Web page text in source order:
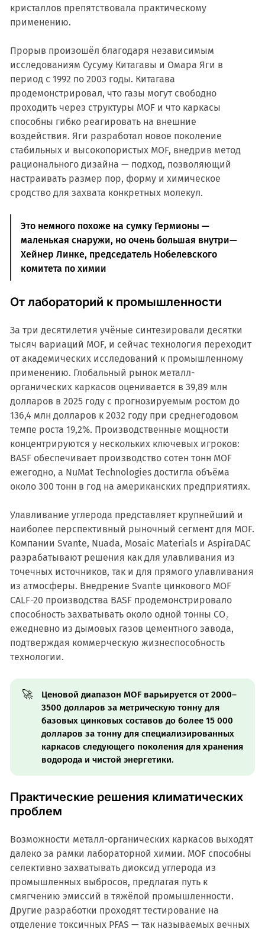
кристаллов препятствовала практическому
применению.
Прорыв произошёл благодаря независимым
исследованиям Сусуму Китагавы и Омара Яги в
период с 1992 по 2003 годы. Китагава
продемонстрировал, что газы могут свободно
проходить через структуры MOF и что каркасы
способны гибко реагировать на внешние
воздействия. Яги разработал новое поколение
стабильных и высокопористых MOF, внедрив метод
рационального дизайна — подход, позволяющий
настраивать размер пор, форму и химическое
сродство для захвата конкретных молекул.
Это немного похоже на сумку Гермионы —
маленькая снаружи, но очень большая внутри—
Хейнер Линке, председатель Нобелевского
комитета по химии
От лабораторий к промышленности
За три десятилетия учёные синтезировали десятки
тысяч вариаций MOF, и сейчас технология переходит
от академических исследований к промышленному
применению. Глобальный рынок металл-
органических каркасов оценивается в 39,89 млн
долларов в 2025 году с прогнозируемым ростом до
136,4 млн долларов к 2032 году при среднегодовом
темпе роста 19,2%. Производственные мощности
концентрируются у нескольких ключевых игроков:
BASF обеспечивает производство сотен тонн MOF
ежегодно, а NuMat Technologies достигла объёма
около 300 тонн в год на американских предприятиях.
Улавливание углерода представляет крупнейший и
наиболее перспективный рыночный сегмент для MOF.
Компании Svante, Nuada, Mosaic Materials и AspiraDAC
разрабатывают решения как для улавливания из
точечных источников, так и для прямого улавливания
из атмосферы. Внедрение Svante цинкового MOF
CALF-20 производства BASF продемонстрировало
способность захватывать около одной тонны CO₂
ежедневно из дымовых газов цементного завода,
подтверждая коммерческую жизнеспособность
технологии.
🚀
Ценовой диапазон MOF варьируется от 2000–
3500 долларов за метрическую тонну для
базовых цинковых составов до более 15 000
долларов за тонну для специализированных
каркасов следующего поколения для хранения
водорода и чистой энергетики.
Практические решения климатических
проблем
Возможности металл-органических каркасов выходят
далеко за рамки лабораторной химии. MOF способны
селективно захватывать диоксид углерода из
промышленных выбросов, предлагая путь к
смягчению эмиссий в тяжёлой промышленности.
Другие разработки проходят тестирование на
отделение токсичных PFAS — так называемых вечных